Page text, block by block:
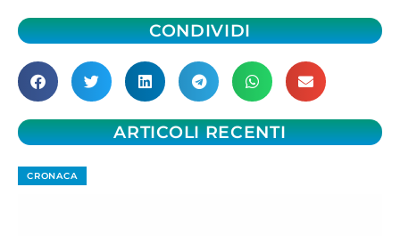
CONDIVIDI
ARTICOLI RECENTI
CRONACA